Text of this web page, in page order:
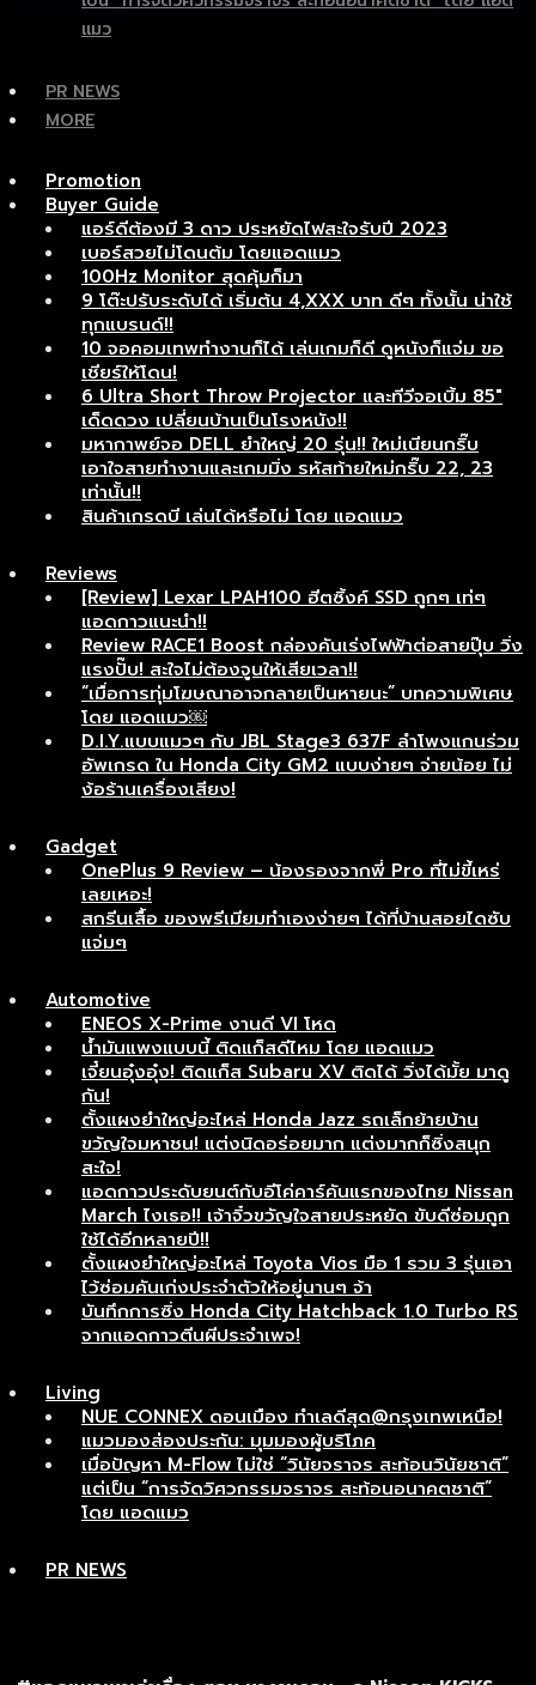
แมว
PR NEWS
MORE
Promotion
Buyer Guide
แอร์ดีต้องมี 3 ดาว ประหยัดไฟสะใจรับปี 2023
เบอร์สวยไม่โดนต้ม โดยแอดแมว
100Hz Monitor สุดคุ้มก็มา
9 โต๊ะปรับระดับได้ เริ่มต้น 4,XXX บาท ดีๆ ทั้งนั้น น่าใช้
ทุกแบรนด์!!
10 จอคอมเทพทำงานก็ได้ เล่นเกมก็ดี ดูหนังก็แจ่ม ขอ
เชียร์ให้โดน!
6 Ultra Short Throw Projector และทีวีจอเบิ้ม 85″
เด็ดดวง เปลี่ยนบ้านเป็นโรงหนัง!!
มหากาพย์จอ DELL ยำใหญ่ 20 รุ่น!! ใหม่เนียนกริ๊บ
เอาใจสายทำงานและเกมมิ่ง รหัสท้ายใหม่กริ๊บ 22, 23
เท่านั้น!!
สินค้าเกรดบี เล่นได้หรือไม่ โดย แอดแมว
Reviews
[Review] Lexar LPAH100 ฮีตซิ้งค์ SSD ถูกๆ เท่ๆ
แอดกาวแนะนำ!!
Review RACE1 Boost กล่องคันเร่งไฟฟ้าต่อสายปุ๊บ วิ่ง
แรงปั๊บ! สะใจไม่ต้องจูนให้เสียเวลา!!
“เมื่อการทุ่มโฆษณาอาจกลายเป็นหายนะ” บทความพิเศษ
โดย แอดแมว￼
D.I.Y.แบบแมวๆ กับ JBL Stage3 637F ลำโพงแกนร่วม
อัพเกรด ใน Honda City GM2 แบบง่ายๆ จ่ายน้อย ไม่
ง้อร้านเครื่องเสียง!
Gadget
OnePlus 9 Review – น้องรองจากพี่ Pro ที่ไม่ขี้เหร่
เลยเหอะ!
สกรีนเสื้อ ของพรีเมียมทำเองง่ายๆ ได้ที่บ้านสอยไดซับ
แจ่มๆ
Automotive
ENEOS X-Prime งานดี VI โหด
น้ำมันแพงแบบนี้ ติดแก็สดีไหม โดย แอดแมว
เจี๋ยนอุ๋งอุ๋ง! ติดแก็ส Subaru XV ติดได้ วิ่งได้มั้ย มาดู
กัน!
ตั้งแผงยำใหญ่อะไหล่ Honda Jazz รถเล็กย้ายบ้าน
ขวัญใจมหาชน! แต่งนิดอร่อยมาก แต่งมากก็ซิ่งสนุก
สะใจ!
แอดกาวประดับยนต์กับอีโค่คาร์คันแรกของไทย Nissan
March ไงเธอ!! เจ้าจิ๋วขวัญใจสายประหยัด ขับดีซ่อมถูก
ใช้ได้อีกหลายปี!!
ตั้งแผงยำใหญ่อะไหล่ Toyota Vios มือ 1 รวม 3 รุ่นเอา
ไว้ซ่อมคันเก่งประจำตัวให้อยู่นานๆ จ้า
บันทึกการซิ่ง Honda City Hatchback 1.0 Turbo RS
จากแอดกาวตีนผีประจำเพจ!
Living
NUE CONNEX ดอนเมือง ทำเลดีสุด@กรุงเทพเหนือ!
แมวมองส่องประกัน: มุมมองผู้บริโภค
เมื่อปัญหา M-Flow ไม่ใช่ “วินัยจราจร สะท้อนวินัยชาติ”
แต่เป็น “การจัดวิศวกรรมจราจร สะท้อนอนาคตชาติ”
โดย แอดแมว
PR NEWS